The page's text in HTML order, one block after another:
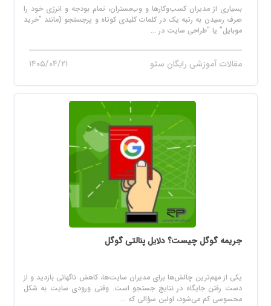
بسیاری از مدیران کسب‌وکارها و وب‌مستران، تمام بودجه و انرژی خود را
صرف رسیدن به رتبه یک در کلمات کلیدی کوتاه و پرجستجو (مانند "خرید
موبایل" یا "طراحی سایت در ...
مقالات آموزشی رایگان سئو ۱۴۰۵/۰۴/۲۱
جریمه گوگل چیست؟ دلایل پنالتی گوگل
یکی از مهم‌ترین چالش‌ها برای مدیران سایت‌ها، کاهش ناگهانی بازدید و از
دست رفتن جایگاه در نتایج جستجو است. وقتی ورودی سایت به شکل
محسوسی کم می‌شود، اولین سؤالی که ...